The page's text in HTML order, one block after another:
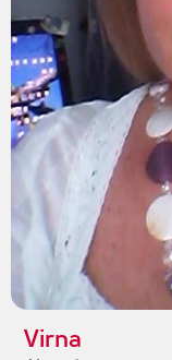
Virna